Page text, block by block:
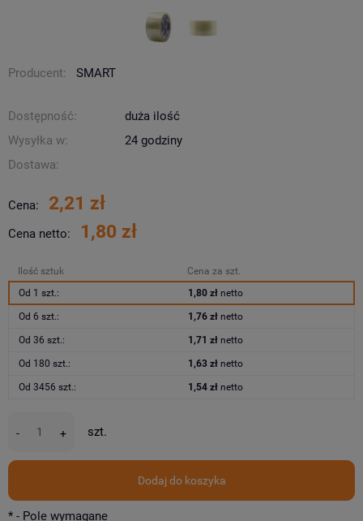
Producent: SMART
Dostępność:
duża ilość
Wysyłka w:
24 godziny
Dostawa:
Cena: 2,21 zł
Cena netto: 1,80 zł
Ilość sztuk
Cena za szt.
Od 1 szt.:
1,80 złnetto
Od 6 szt.: 1,76 złnetto
Od 36 szt.: 1,71 złnetto
Od 180 szt.: 1,63 złnetto
Od 3456 szt.: 1,54 złnetto
- + szt.
Dodaj do koszyka
* - Pole wymagane